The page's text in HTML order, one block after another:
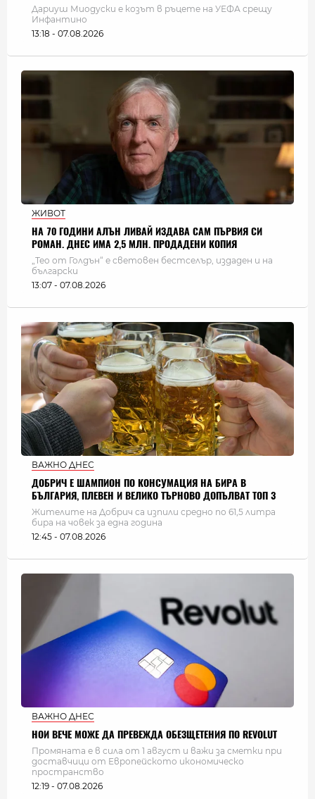
Дариуш Миодуски е козът в ръцете на УЕФА срещу
Инфантино
13:18 - 07.08.2026
ЖИВОТ
НА 70 ГОДИНИ АЛЪН ЛИВАЙ ИЗДАВА САМ ПЪРВИЯ СИ
РОМАН. ДНЕС ИМА 2,5 МЛН. ПРОДАДЕНИ КОПИЯ
„Тео от Голдън“ е световен бестселър, издаден и на
български
13:07 - 07.08.2026
ВАЖНО ДНЕС
ДОБРИЧ Е ШАМПИОН ПО КОНСУМАЦИЯ НА БИРА В
БЪЛГАРИЯ, ПЛЕВЕН И ВЕЛИКО ТЪРНОВО ДОПЪЛВАТ ТОП 3
Жителите на Добрич са изпили средно по 61,5 литра
бира на човек за една година
12:45 - 07.08.2026
ВАЖНО ДНЕС
НОИ ВЕЧЕ МОЖЕ ДА ПРЕВЕЖДА ОБЕЗЩЕТЕНИЯ ПО REVOLUT
Промяната е в сила от 1 август и важи за сметки при
доставчици от Европейското икономическо
пространство
12:19 - 07.08.2026